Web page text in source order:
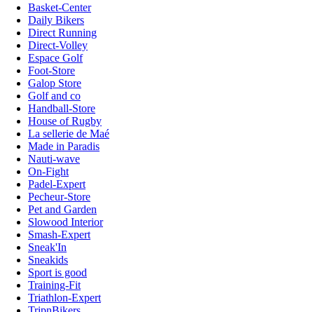
Basket-Center
Daily Bikers
Direct Running
Direct-Volley
Espace Golf
Foot-Store
Galop Store
Golf and co
Handball-Store
House of Rugby
La sellerie de Maé
Made in Paradis
Nauti-wave
On-Fight
Padel-Expert
Pecheur-Store
Pet and Garden
Slowood Interior
Smash-Expert
Sneak'In
Sneakids
Sport is good
Training-Fit
Triathlon-Expert